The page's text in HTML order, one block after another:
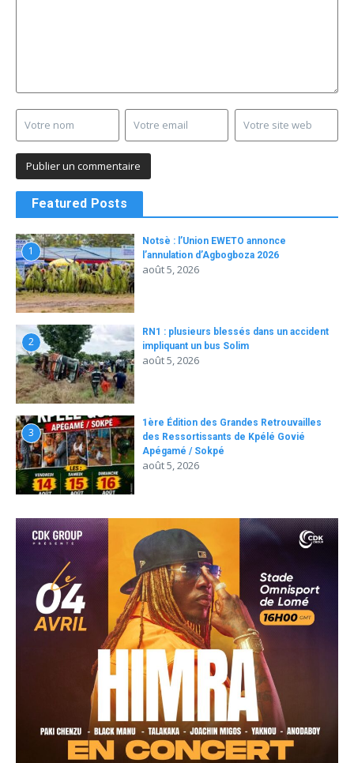
Featured Posts
1
Notsè : l’Union EWETO annonce
l’annulation d’Agbogboza 2026
août 5, 2026
2
RN1 : plusieurs blessés dans un accident
impliquant un bus Solim
août 5, 2026
3
1ère Édition des Grandes Retrouvailles
des Ressortissants de Kpélé Govié
Apégamé / Sokpé
août 5, 2026